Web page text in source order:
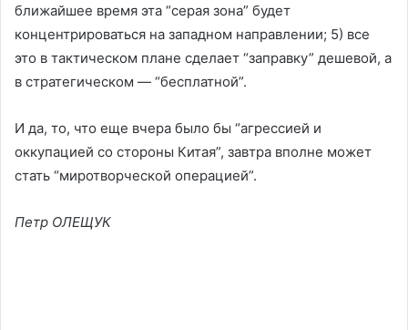
ближайшее время эта “серая зона” будет
концентрироваться на западном направлении; 5) все
это в тактическом плане сделает “заправку” дешевой, а
в стратегическом — “бесплатной”.
И да, то, что еще вчера было бы “агрессией и
оккупацией со стороны Китая”, завтра вполне может
стать “миротворческой операцией”.
Петр ОЛЕЩУК